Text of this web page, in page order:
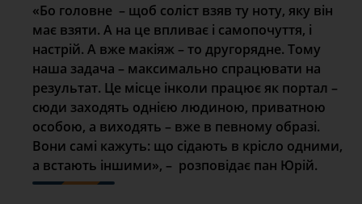
«Бо головне – щоб соліст взяв ту ноту, яку він
має взяти. А на це впливає і самопочуття, і
настрій. А вже макіяж – то другорядне. Тому
наша задача – максимально спрацювати на
результат. Це місце інколи працює як портал –
сюди заходять однією людиною, приватною
особою, а виходять – вже в певному образі.
Вони самі кажуть: що сідають в крісло одними,
а встають іншими», – розповідає пан Юрій.